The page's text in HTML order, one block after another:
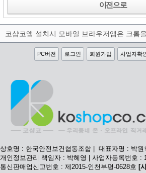
이전으로
PC버전 로그인 회원가입 사업자확
상호명 : 한국안전보건협동조합 | 대표자명 : 박원
개인정보관리 책임자 : 박혜영 | 사업자등록번호 :
통신판매업신고번호 : 제2015-인천부평-0628호 [